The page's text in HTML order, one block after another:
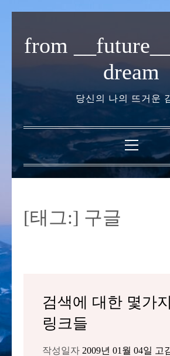
기
from
dream
당신의 나의 뜨거운
기
본
메
뉴
[태그:] 구글
검색에 대한 몇가
링크들
작성일자 2009년 01월 04일 고